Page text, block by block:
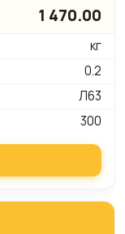
1 470.00
кг
0.2
Л63
300